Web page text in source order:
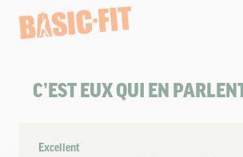
C’EST EUX QUI EN
Excellent